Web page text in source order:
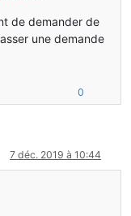
de demander de
une demande
0
7 déc. 2019 à 10:44